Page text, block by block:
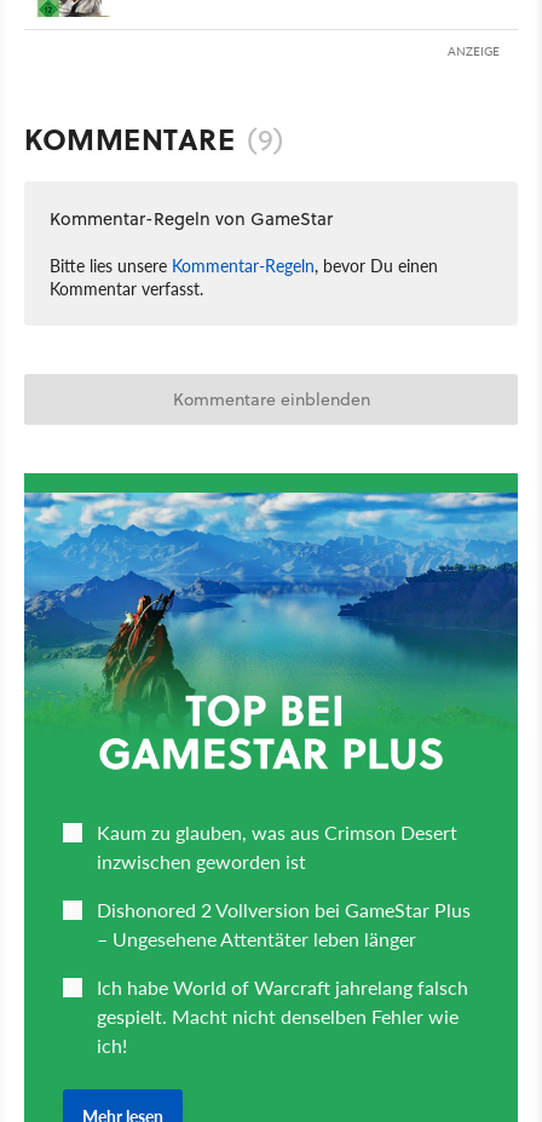
ANZEIGE
KOMMENTARE (9)
Kommentar-Regeln von GameStar
Bitte lies unsere Kommentar-Regeln, bevor Du einen
Kommentar verfasst.
Kommentare einblenden